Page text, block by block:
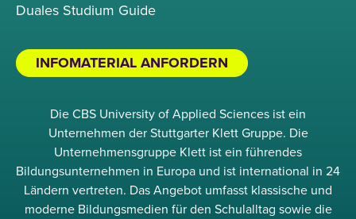
Duales Studium Guide
INFOMATERIAL ANFORDERN
Die CBS University of Applied Sciences ist ein
Unternehmen der Stuttgarter Klett Gruppe. Die
Unternehmensgruppe Klett ist ein führendes
Bildungsunternehmen in Europa und ist international in 24
Ländern vertreten. Das Angebot umfasst klassische und
moderne Bildungsmedien für den Schulalltag sowie die